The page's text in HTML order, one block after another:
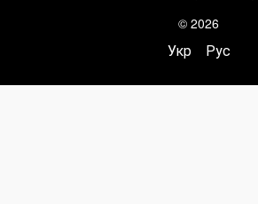
© 2026
Укр Рус